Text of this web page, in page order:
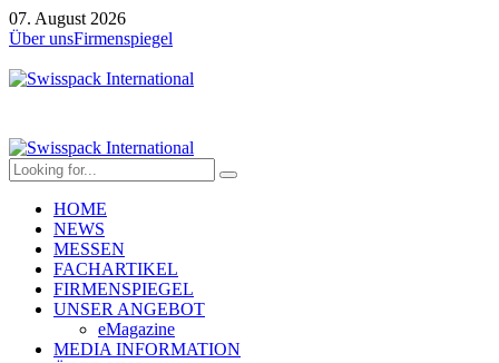
07. August 2026
Über unsFirmenspiegel
HOME
NEWS
MESSEN
FACHARTIKEL
FIRMENSPIEGEL
UNSER ANGEBOT
eMagazine
MEDIA INFORMATION